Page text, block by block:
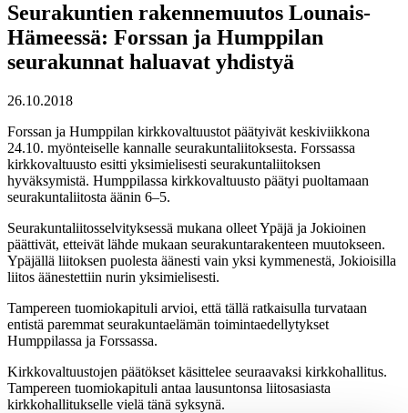
Seurakuntien rakennemuutos Lounais-
Hämeessä: Forssan ja Humppilan
seurakunnat haluavat yhdistyä
26.10.2018
Forssan ja Humppilan kirkkovaltuustot päätyivät keskiviikkona
24.10. myönteiselle kannalle seurakuntaliitoksesta. Forssassa
kirkkovaltuusto esitti yksimielisesti seurakuntaliitoksen
hyväksymistä. Humppilassa kirkkovaltuusto päätyi puoltamaan
seurakuntaliitosta äänin 6–5.
Seurakuntaliitosselvityksessä mukana olleet Ypäjä ja Jokioinen
päättivät, etteivät lähde mukaan seurakuntarakenteen muutokseen.
Ypäjällä liitoksen puolesta äänesti vain yksi kymmenestä, Jokioisilla
liitos äänestettiin nurin yksimielisesti.
Tampereen tuomiokapituli arvioi, että tällä ratkaisulla turvataan
entistä paremmat seurakuntaelämän toimintaedellytykset
Humppilassa ja Forssassa.
Kirkkovaltuustojen päätökset käsittelee seuraavaksi kirkkohallitus.
Tampereen tuomiokapituli antaa lausuntonsa liitosasiasta
kirkkohallitukselle vielä tänä syksynä.